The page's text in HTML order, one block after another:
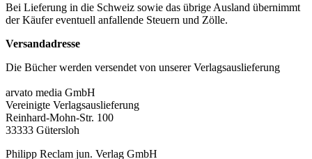
Bei Lieferung in die Schweiz sowie das übrige Ausland übernimmt
der Käufer eventuell anfallende Steuern und Zölle.
Versandadresse
Die Bücher werden versendet von unserer Verlagsauslieferung
arvato media GmbH
Vereinigte Verlagsauslieferung
Reinhard-Mohn-Str. 100
33333 Gütersloh
Philipp Reclam jun. Verlag GmbH